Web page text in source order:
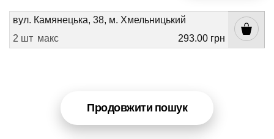
вул. Камянецька, 38, м. Хмельницький
2 шт макс 293.00 грн
Продовжити пошук